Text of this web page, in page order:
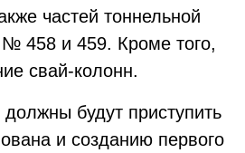
частей тоннельной
458 и 459. Кроме того,
свай-колонн.
должны будут приступить
и созданию первого